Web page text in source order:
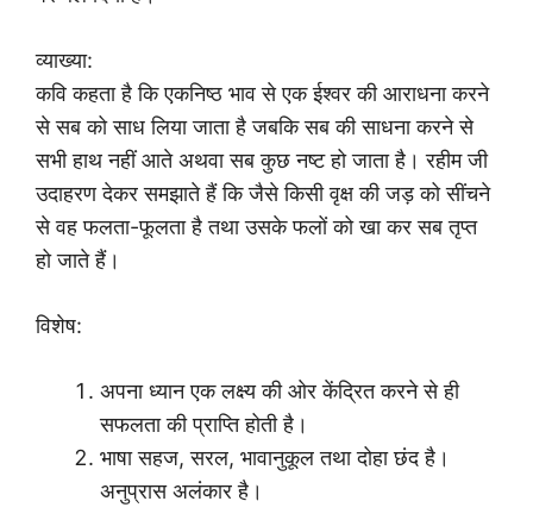
व्याख्या:
कवि कहता है कि एकनिष्ठ भाव से एक ईश्वर की आराधना करने
से सब को साध लिया जाता है जबकि सब की साधना करने से
सभी हाथ नहीं आते अथवा सब कुछ नष्ट हो जाता है। रहीम जी
उदाहरण देकर समझाते हैं कि जैसे किसी वृक्ष की जड़ को सींचने
से वह फलता-फूलता है तथा उसके फलों को खा कर सब तृप्त
हो जाते हैं।
विशेष:
अपना ध्यान एक लक्ष्य की ओर केंद्रित करने से ही
सफलता की प्राप्ति होती है।
भाषा सहज, सरल, भावानुकूल तथा दोहा छंद है।
अनुप्रास अलंकार है।